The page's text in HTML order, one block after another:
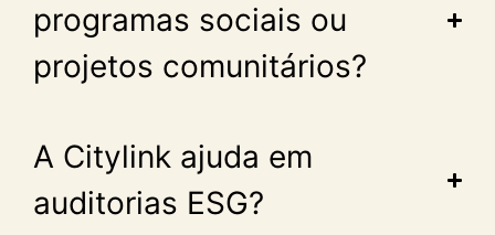
programas sociais ou
projetos comunitários?
A Citylink ajuda em
auditorias ESG?